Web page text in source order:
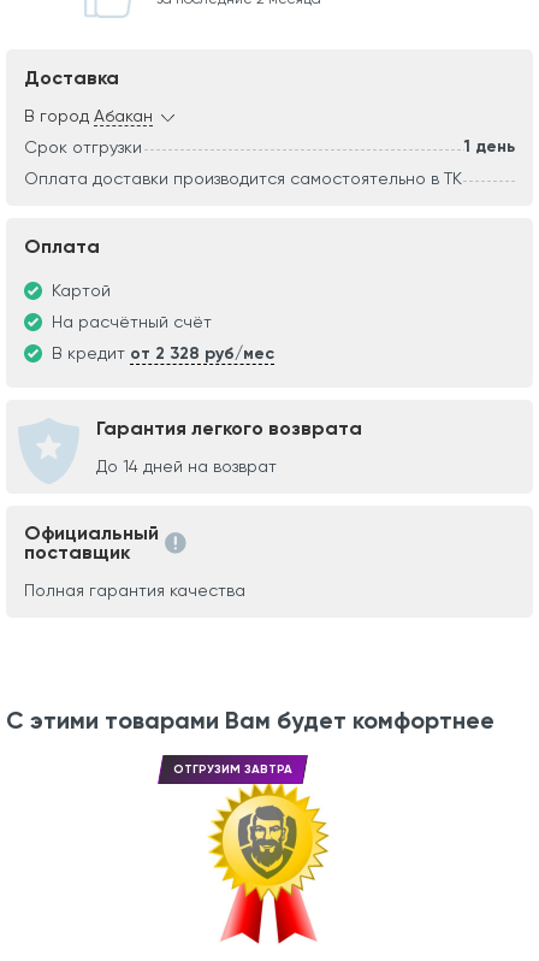
Доставка
В город Абакан
Срок отгрузки
1 день
Оплата доставки производится самостоятельно в ТК
Оплата
Картой
На расчётный счёт
В кредит от 2 328 руб/мес
Гарантия легкого возврата
До 14 дней на возврат
Официальный
поставщик
Полная гарантия качества
С этими товарами Вам будет комфортнее
ОТГРУЗИМ ЗАВТРА